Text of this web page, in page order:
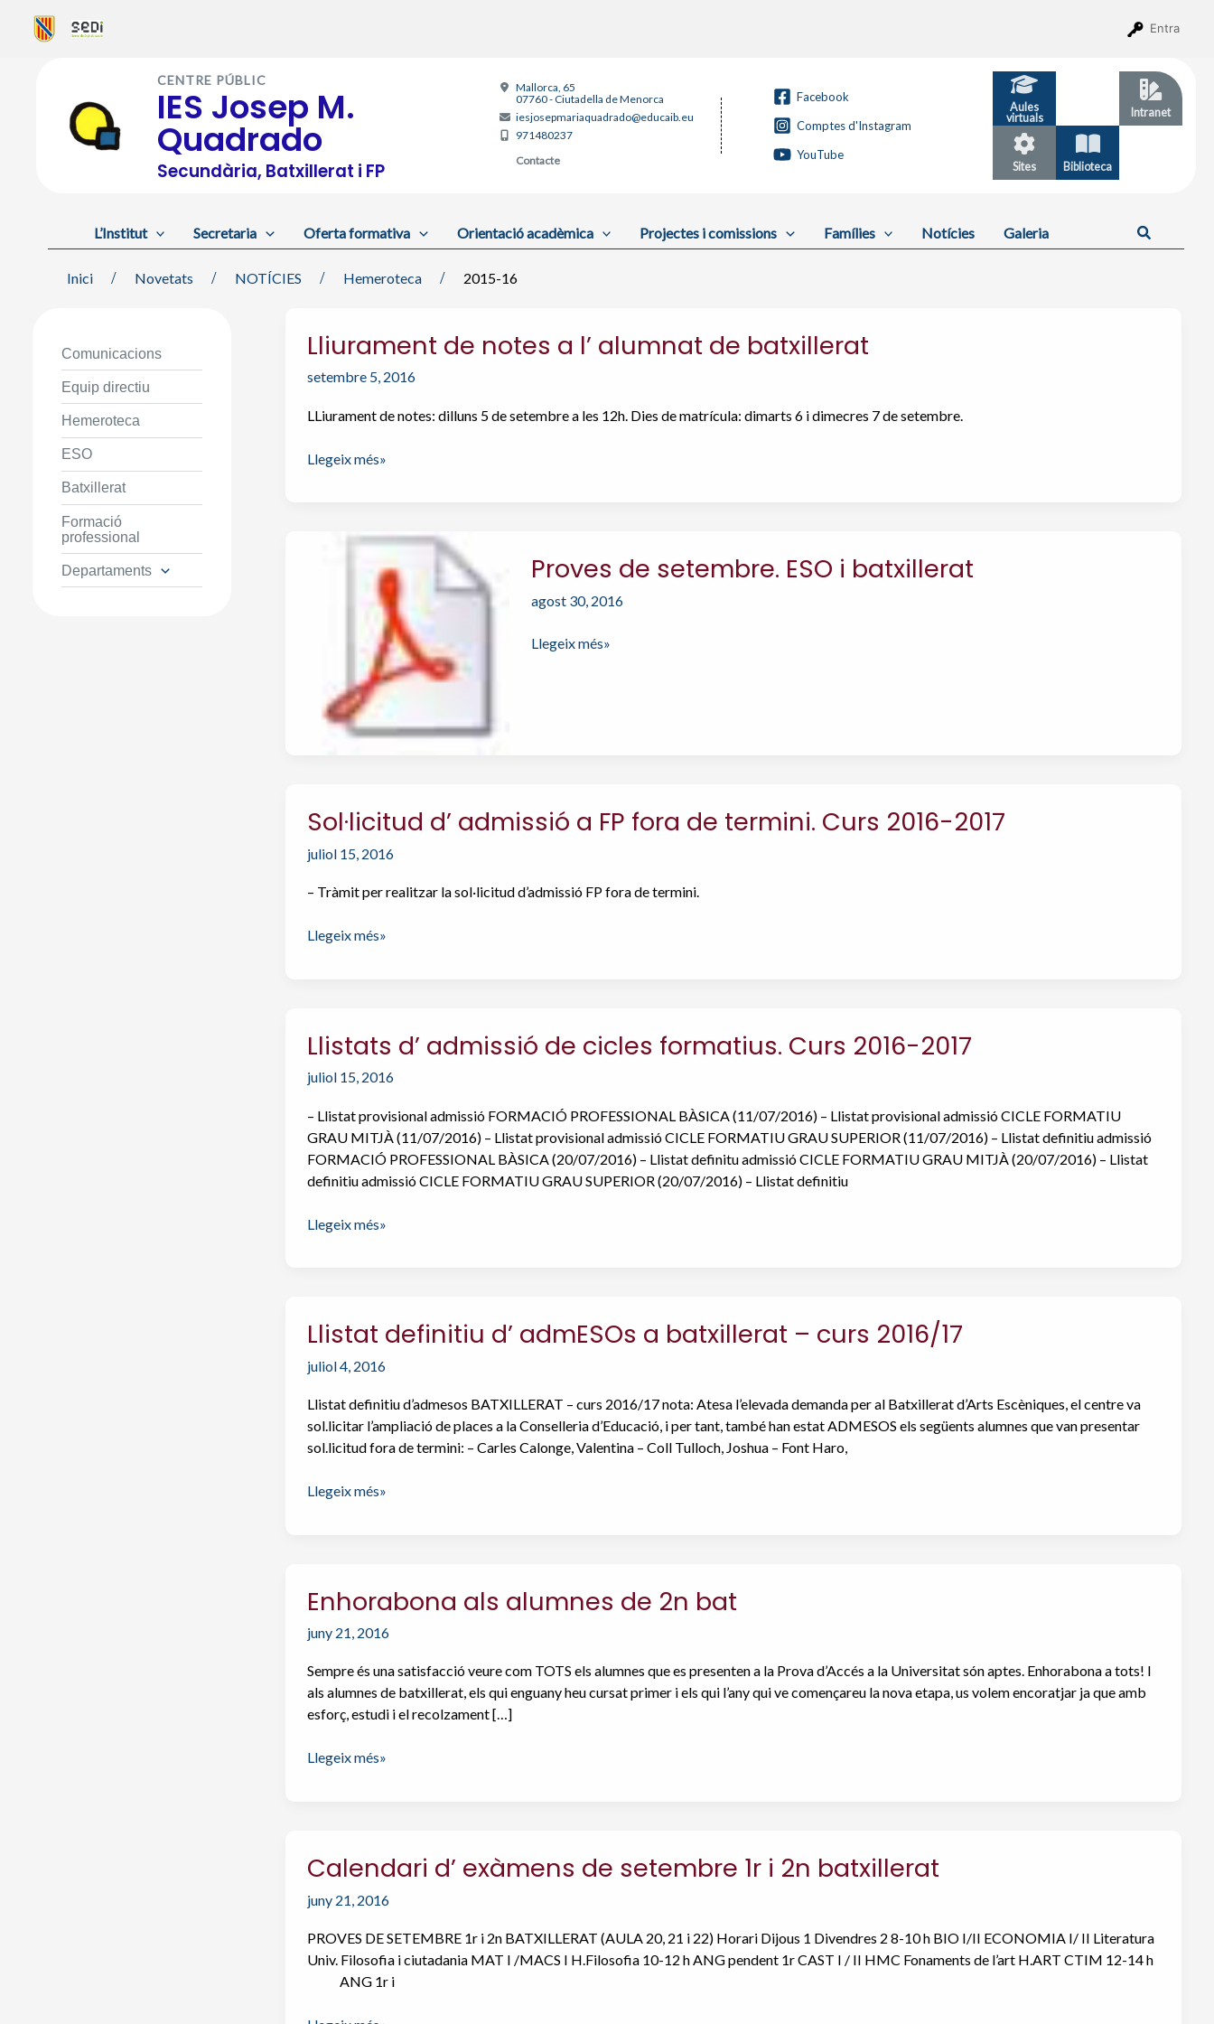
Entra
CENTRE PÚBLIC
IES Josep M.
Quadrado
Secundària, Batxillerat i FP
Mallorca, 65
07760 - Ciutadella de Menorca
iesjosepmariaquadrado@educaib.eu
971480237
Contacte
Facebook
Comptes d'Instagram
YouTube
Aules
virtuals
Intranet
Sites Biblioteca
L’Institut Secretaria Oferta formativa Orientació acadèmica Projectes i comissions Famílies Notícies Galeria Cerca
Inici Novetats NOTÍCIES Hemeroteca 2015-16
Comunicacions
Equip directiu
Hemeroteca
ESO
Batxillerat
Formació
professional
Departaments
Lliurament de notes a l’ alumnat de batxillerat
setembre 5, 2016
LLiurament de notes: dilluns 5 de setembre a les 12h. Dies de matrícula: dimarts 6 i dimecres 7 de setembre.
Lliurament
Llegeix més»
Proves de setembre. ESO i batxillerat
agost 30, 2016
Proves
Llegeix més»
Sol·licitud d’ admissió a FP fora de termini. Curs 2016-2017
juliol 15, 2016
– Tràmit per realitzar la sol·licitud d’admissió FP fora de termini.
Sol·licitud
fora
termini.
Curs
2016-
2017
Llegeix més»
Llistats d’ admissió de cicles formatius. Curs 2016-2017
juliol 15, 2016
– Llistat provisional admissió FORMACIÓ PROFESSIONAL BÀSICA (11/07/2016) – Llistat provisional admissió CICLE FORMATIU
GRAU MITJÀ (11/07/2016) – Llistat provisional admissió CICLE FORMATIU GRAU SUPERIOR (11/07/2016) – Llistat definitiu admissió
FORMACIÓ PROFESSIONAL BÀSICA (20/07/2016) – Llistat definitu admissió CICLE FORMATIU GRAU MITJÀ (20/07/2016) – Llistat
definitiu admissió CICLE FORMATIU GRAU SUPERIOR (20/07/2016) – Llistat definitiu
Llistats
formatius.
2016-
2017
Llegeix més»
Llistat definitiu d’ admESOs a batxillerat – curs 2016/17
juliol 4, 2016
Llistat definitiu d’admesos BATXILLERAT – curs 2016/17 nota: Atesa l’elevada demanda per al Batxillerat d’Arts Escèniques, el centre va
sol.licitar l’ampliació de places a la Conselleria d’Educació, i per tant, també han estat ADMESOS els següents alumnes que van presentar
sol.licitud fora de termini: – Carles Calonge, Valentina – Coll Tulloch, Joshua – Font Haro,
Llistat
batxillerat
curs
2016/17
Llegeix més»
Enhorabona als alumnes de 2n bat
juny 21, 2016
Sempre és una satisfacció veure com TOTS els alumnes que es presenten a la Prova d’Accés a la Universitat són aptes. Enhorabona a tots! I
als alumnes de batxillerat, els qui enguany heu cursat primer i els qui l’any qui ve començareu la nova etapa, us volem encoratjar ja que amb
esforç, estudi i el recolzament […]
Enhorabona
bat
Llegeix més»
Calendari d’ exàmens de setembre 1r i 2n batxillerat
juny 21, 2016
PROVES DE SETEMBRE 1r i 2n BATXILLERAT (AULA 20, 21 i 22) Horari Dijous 1 Divendres 2 8-10 h BIO I/II ECONOMIA I/ II Literatura
Univ. Filosofia i ciutadania MAT I /MACS I H.Filosofia 10-12 h ANG pendent 1r CAST I / II HMC Fonaments de l’art H.ART CTIM 12-14 h
ANG 1r i